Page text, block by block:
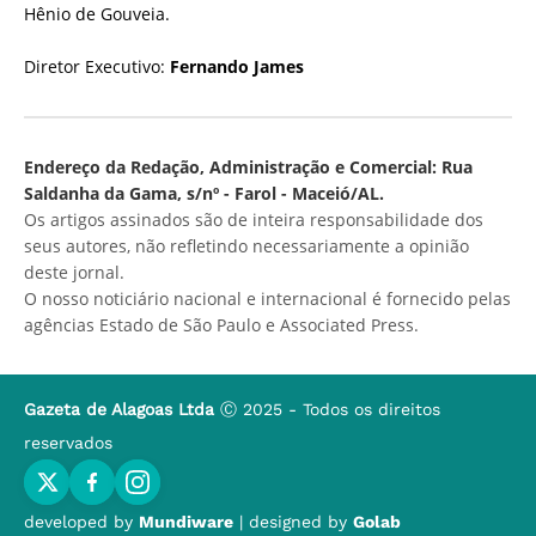
Hênio de Gouveia.
Diretor Executivo: Fernando James
Endereço da Redação, Administração e Comercial: Rua
Saldanha da Gama, s/nº - Farol - Maceió/AL.
Os artigos assinados são de inteira responsabilidade dos
seus autores, não refletindo necessariamente a opinião
deste jornal.
O nosso noticiário nacional e internacional é fornecido pelas
agências Estado de São Paulo e Associated Press.
Gazeta de Alagoas Ltda Ⓒ 2025 - Todos os direitos
reservados
developed by Mundiware | designed by Golab